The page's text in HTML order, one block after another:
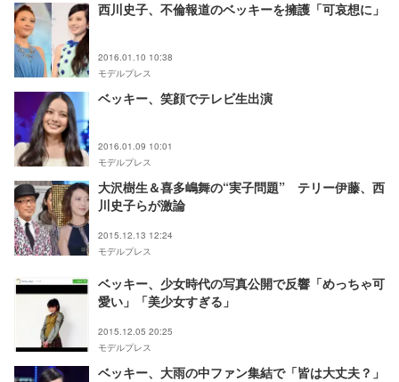
西川史子、不倫報道のベッキーを擁護「可哀想に」
2016.01.10 10:38
モデルプレス
ベッキー、笑顔でテレビ生出演
2016.01.09 10:01
モデルプレス
大沢樹生＆喜多嶋舞の“実子問題” テリー伊藤、西
川史子らが激論
2015.12.13 12:24
モデルプレス
ベッキー、少女時代の写真公開で反響「めっちゃ可
愛い」「美少女すぎる」
2015.12.05 20:25
モデルプレス
ベッキー、大雨の中ファン集結で「皆は大丈夫？」